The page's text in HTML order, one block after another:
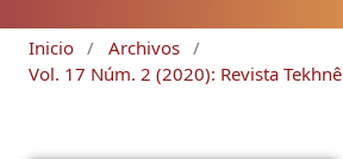
Inicio / Archivos /
Vol. 17 Núm. 2 (2020): Revista Tekhnê